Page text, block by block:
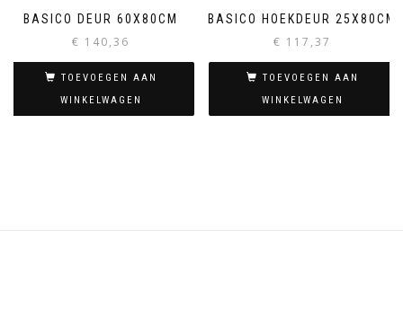
BASICO DEUR 60X80CM
€ 140,36
TOEVOEGEN AAN
WINKELWAGEN
BASICO HOEKDEUR 25X80CM
€ 117,37
TOEVOEGEN AAN
WINKELWAGEN